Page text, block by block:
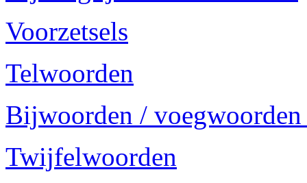
Voorzetsels
Telwoorden
Bijwoorden /
Twijfelwoorden